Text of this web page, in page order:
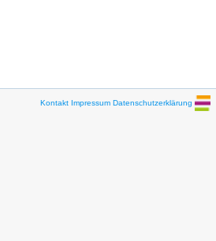
Kontakt Impressum Datenschutzerklärung